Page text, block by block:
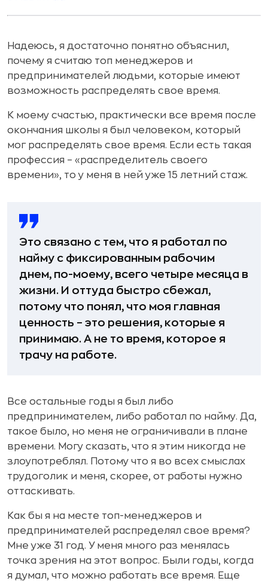
Надеюсь, я достаточно понятно объяснил,
почему я считаю топ менеджеров и
предпринимателей людьми, которые имеют
возможность распределять свое время.
К моему счастью, практически все время после
окончания школы я был человеком, который
мог распределять свое время. Если есть такая
профессия – «распределитель своего
времени», то у меня в ней уже 15 летний стаж.
Это связано с тем, что я работал по
найму с фиксированным рабочим
днем, по-моему, всего четыре месяца в
жизни. И оттуда быстро сбежал,
потому что понял, что моя главная
ценность – это решения, которые я
принимаю. А не то время, которое я
трачу на работе.
Все остальные годы я был либо
предпринимателем, либо работал по найму. Да,
такое было, но меня не ограничивали в плане
времени. Могу сказать, что я этим никогда не
злоупотреблял. Потому что я во всех смыслах
трудоголик и меня, скорее, от работы нужно
оттаскивать.
Как бы я на месте топ-менеджеров и
предпринимателей распределял свое время?
Мне уже 31 год. У меня много раз менялась
точка зрения на этот вопрос. Были годы, когда
я думал, что можно работать все время. Еще